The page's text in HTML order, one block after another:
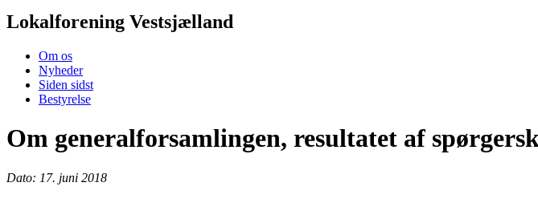
Lokalforening Vestsjælland
Om os
Nyheder
Siden sidst
Bestyrelse
Om generalforsamlingen, resultatet af
Dato: 17. juni 2018